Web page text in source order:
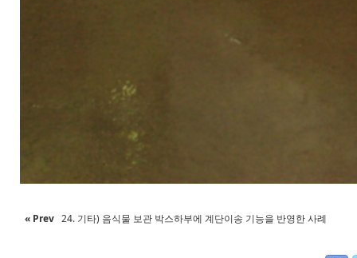
« Prev 24. 기타) 음식물 보관 박스하부에 계단이송 기능을 반영한 사례